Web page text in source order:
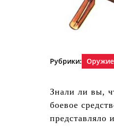
Рубрики:
Знали ли вы,
боевое
представляло